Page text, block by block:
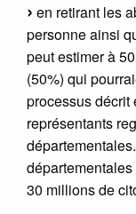
en retirant les
personne ainsi
peut estimer à
(50%) qui
processus décrit
représentants
30 millions de